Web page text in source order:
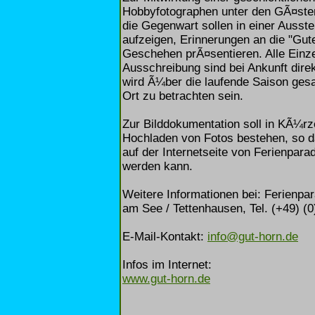
Hobbyfotographen unter den
die Gegenwart sollen in einer
aufzeigen, Erinnerungen an die
Geschehen prÃ¤sentieren. Alle
Ausschreibung sind bei Ankunft
wird Ã¼ber die laufende Saison
Ort zu betrachten sein.
Zur Bilddokumentation soll in
Hochladen von Fotos bestehen, so
auf der Internetseite von
werden kann.
Weitere Informationen bei:
am See / Tettenhausen, Tel. (+49)
E-Mail-Kontakt: info@gut-horn.de
Infos im Internet:
www.gut-horn.de